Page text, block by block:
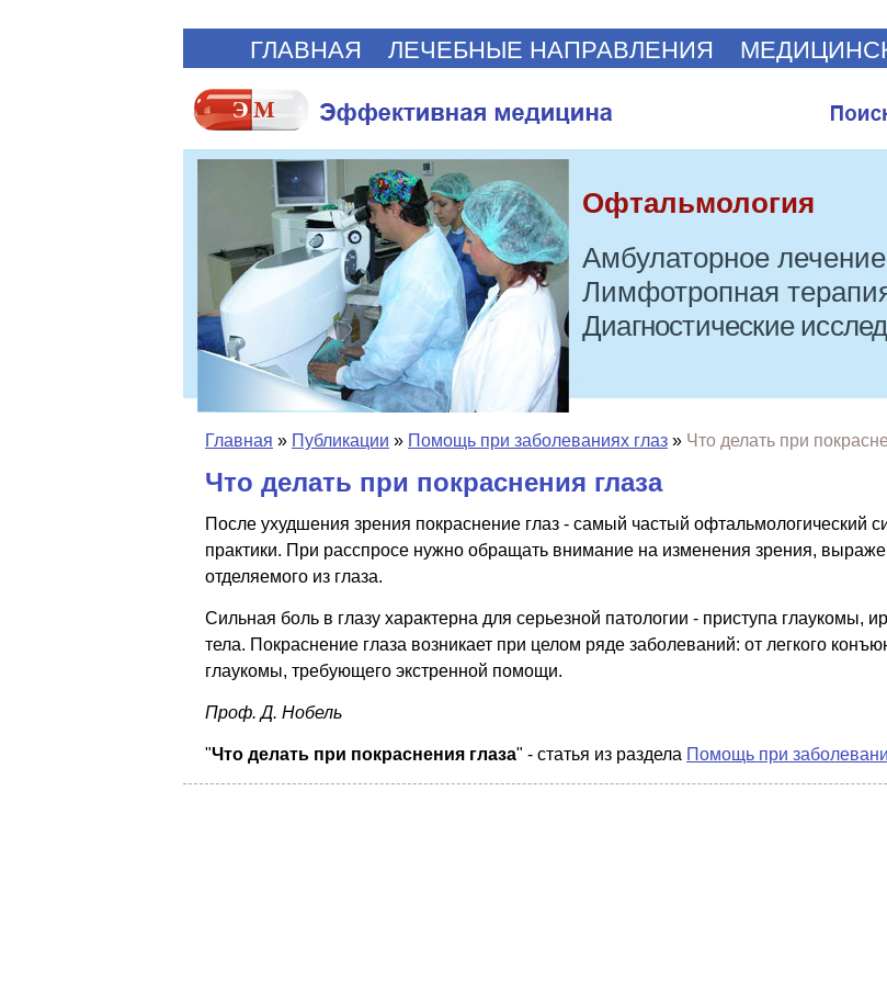
ГЛАВНАЯ ЛЕЧЕБНЫЕ НАПРАВЛЕНИЯ
Офтальмология
Амбулаторное лечение
Лимфотропная
Диагностические
Главная » Публикации » Помощь при заболеваниях глаз » Что делать при
Что делать при покраснения глаза
После ухудшения зрения покраснение глаз - самый частый офтальмологический
практики. При расспросе нужно обращать внимание на изменения зрения,
отделяемого из глаза.
Сильная боль в глазу характерна для серьезной патологии - приступа глаукомы,
тела. Покраснение глаза возникает при целом ряде заболеваний: от легкого
глаукомы, требующего экстренной помощи.
Проф. Д. Нобель
"Что делать при покраснения глаза" - статья из раздела Помощь при